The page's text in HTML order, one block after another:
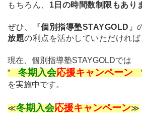
もちろん、 1日の時間数制限もあり
ぜひ、 『個別指導塾STAYGOLD 』
放題の利点を活かしていただければ
現在、 個別指導塾STAYGOLDでは
”
冬期入会応援キャンペーン
を実施中です。
≪冬期入会応援キャンペーン≫